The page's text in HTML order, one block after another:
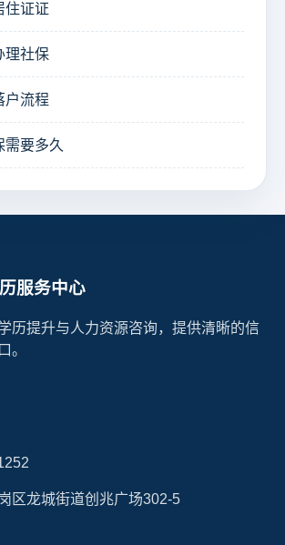
住证证
理社保
户流程
需要多久
服务中心
历提升与人力资源咨询，提供清晰的信
。
区龙城街道创兆广场302-5